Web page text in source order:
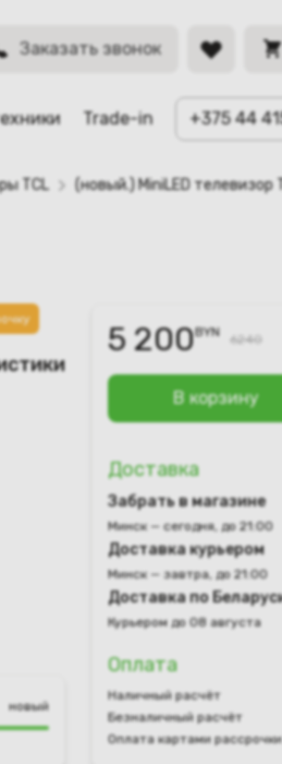
Заказать звонок
Trade-in +375 44
TCL (новый.) MiniLED телевизор
новый
5 200BYN 6240
В корзину
Доставка
Забрать в магазине
Минск — сегодня, до 21:00
Доставка курьером
Минск — завтра, до 21:00
Доставка по
Курьером до 08 августа
Оплата
Наличный расчёт
Безналичный расчёт
Оплата картами рассрочки